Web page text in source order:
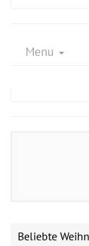
Menu
Beliebte